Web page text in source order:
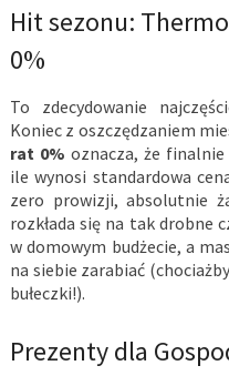
Hit sezonu:
0%
To zdecydowanie
Koniec z oszczędzaniem
rat 0% oznacza, że
ile wynosi standardowa
zero prowizji, absolutnie
rozkłada się na tak drobne
w domowym budżecie, a
na siebie zarabiać
bułeczki!).
Prezenty dla